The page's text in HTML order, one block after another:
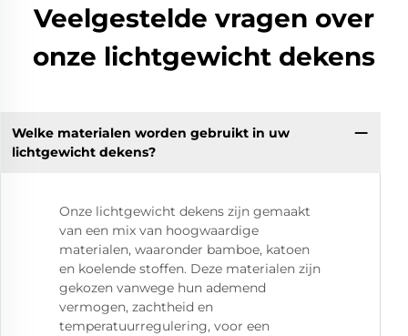
Veelgestelde vragen over
onze lichtgewicht dekens
Welke materialen worden gebruikt in uw
lichtgewicht dekens?
Onze lichtgewicht dekens zijn gemaakt
van een mix van hoogwaardige
materialen, waaronder bamboe, katoen
en koelende stoffen. Deze materialen zijn
gekozen vanwege hun ademend
vermogen, zachtheid en
temperatuurregulering, voor een